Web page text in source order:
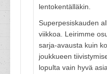
lentokentälläkin.
Superpesiskauden
viikkoa. Leirimme
sarja-avausta kuin
joukkueen
lopulta vain hyvä